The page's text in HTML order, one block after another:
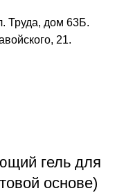
Труда, дом 63Б.
21.
гель для
основе)